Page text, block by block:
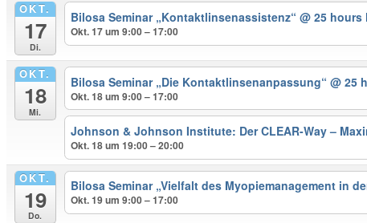
OKT.
17
Di.
Bilosa Seminar „Kontaktlinsenassistenz“@ 25 hours
Okt. 17 um 9:00 – 17:00
OKT.
18
Mi.
Bilosa Seminar „Die Kontaktlinsenanpassung“@ 25
Okt. 18 um 9:00 – 17:00
Johnson & Johnson Institute: Der CLEAR-Way –
Okt. 18 um 19:00 – 20:00
OKT.
19
Do.
Bilosa Seminar „Vielfalt des Myopiemanagement in
Okt. 19 um 9:00 – 17:00